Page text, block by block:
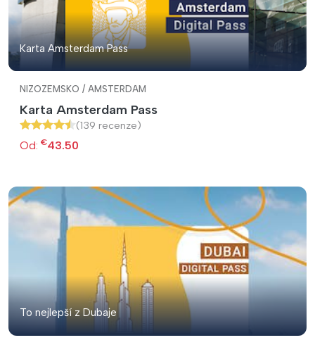
Karta Amsterdam Pass
NIZOZEMSKO / AMSTERDAM
Karta Amsterdam Pass
(139 recenze)
Od: €43.50
To nejlepší z Dubaje